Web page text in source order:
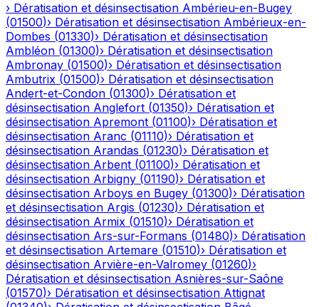
› Dératisation et désinsectisation Ambérieu-en-Bugey
(01500)› Dératisation et désinsectisation Ambérieux-en-
Dombes (01330)› Dératisation et désinsectisation
Ambléon (01300)› Dératisation et désinsectisation
Ambronay (01500)› Dératisation et désinsectisation
Ambutrix (01500)› Dératisation et désinsectisation
Andert-et-Condon (01300)› Dératisation et
désinsectisation Anglefort (01350)› Dératisation et
désinsectisation Apremont (01100)› Dératisation et
désinsectisation Aranc (01110)› Dératisation et
désinsectisation Arandas (01230)› Dératisation et
désinsectisation Arbent (01100)› Dératisation et
désinsectisation Arbigny (01190)› Dératisation et
désinsectisation Arboys en Bugey (01300)› Dératisation
et désinsectisation Argis (01230)› Dératisation et
désinsectisation Armix (01510)› Dératisation et
désinsectisation Ars-sur-Formans (01480)› Dératisation
et désinsectisation Artemare (01510)› Dératisation et
désinsectisation Arvière-en-Valromey (01260)›
Dératisation et désinsectisation Asnières-sur-Saône
(01570)› Dératisation et désinsectisation Attignat